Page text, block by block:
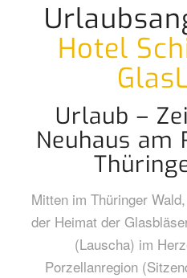
Hotel
Urlaub –
Neuhaus am
Mitten im Thüringer
der Heimat der
(Lauscha) im
Porzellanregion